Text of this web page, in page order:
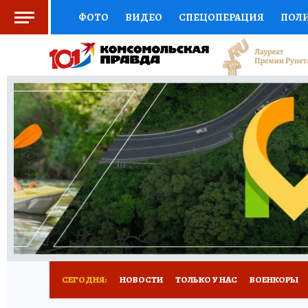
ФОТО ВИДЕО СПЕЦОПЕРАЦИЯ
СОЦПОДДЕРЖКА НАУКА СПОРТ
ВЫБОР ЭКСПЕРТОВ ДОКТОР
КНИЖНАЯ ПОЛКА ПРОГНОЗЫ НА СПОРТ
ПРЕСС-ЦЕНТР НЕДВИЖИМОСТЬ
РАДИО КП РЕКЛАМА ТЕСТЫ НОВОЕ
СЕГОДНЯ: НОВОСТИ ТОЛЬКО У НАС ВОЕНКОРЫ